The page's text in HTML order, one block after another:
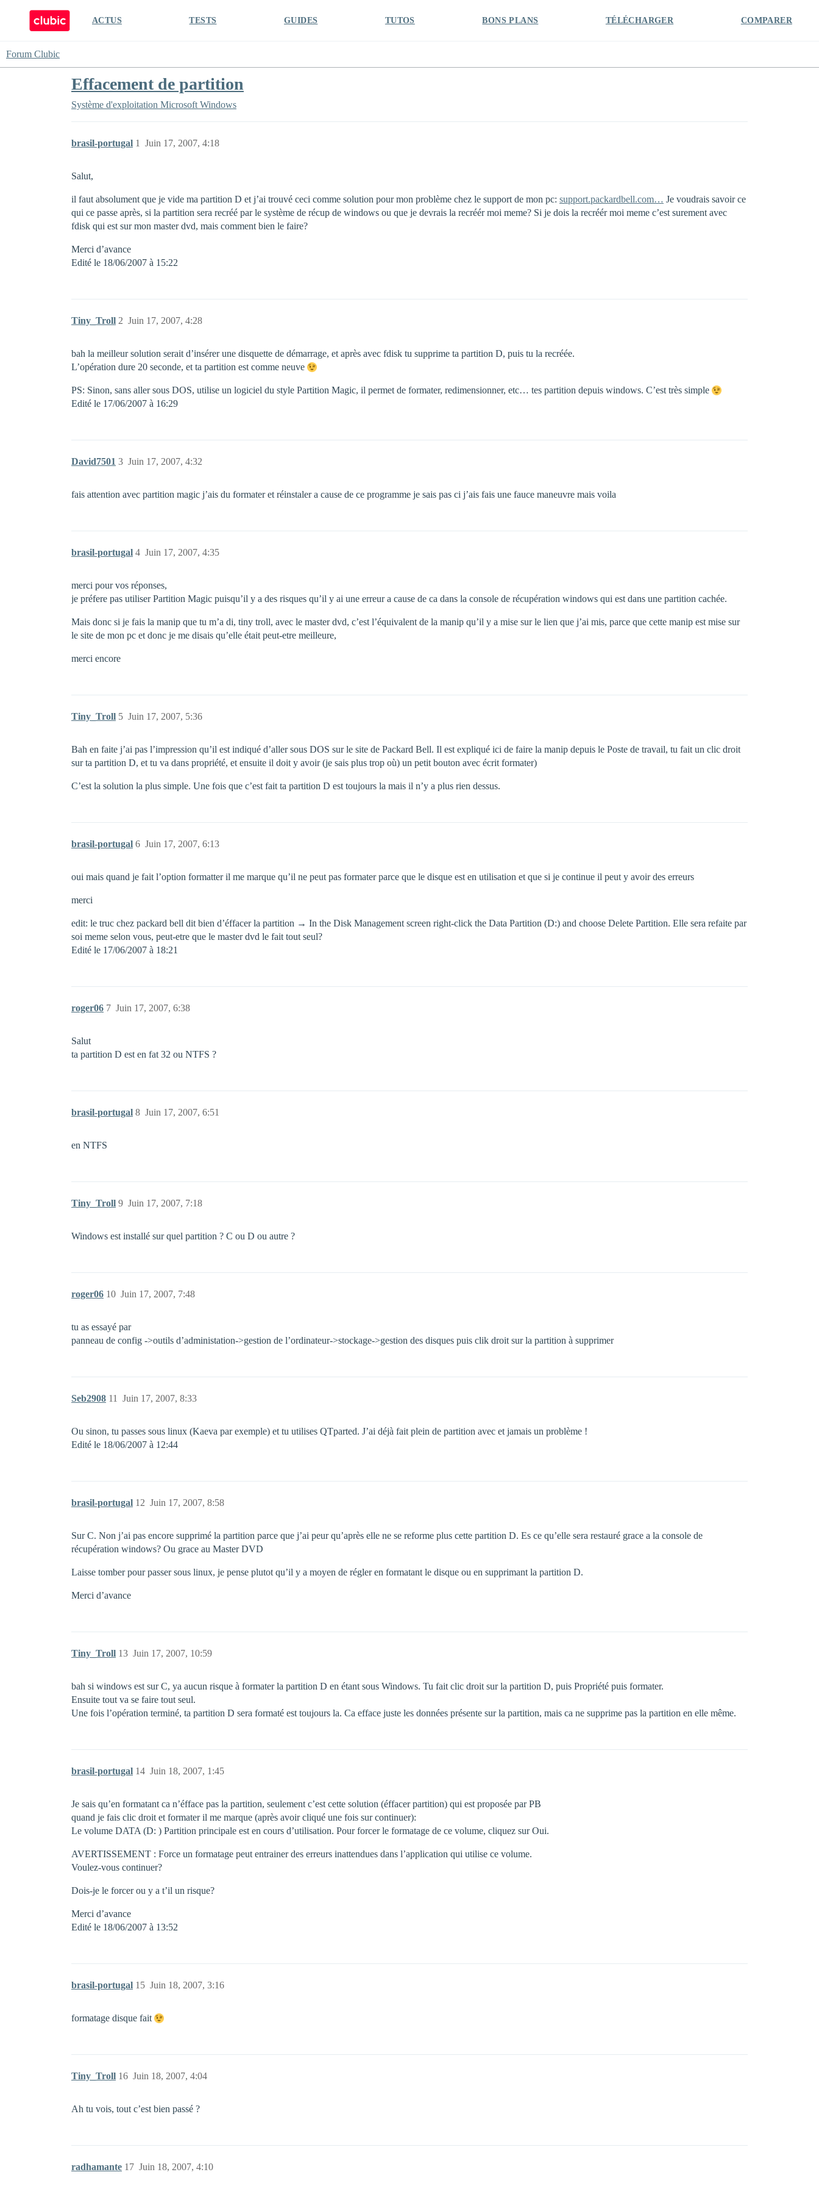
ACTUS TESTS GUIDES TUTOS BONS PLANS TÉLÉCHARGER COMPARER
Forum Clubic
Effacement de partition
Système d'exploitation Microsoft Windows
brasil-portugal Juin 17, 2007, 4:18
1
Salut,
il faut absolument que je vide ma partition D et j’ai trouvé ceci comme solution pour mon problème chez le support de mon pc: support.packardbell.com… Je voudrais savoir ce
qui ce passe après, si la partition sera recréé par le système de récup de windows ou que je devrais la recréér moi meme? Si je dois la recréér moi meme c’est surement avec
fdisk qui est sur mon master dvd, mais comment bien le faire?
Merci d’avance
Edité le 18/06/2007 à 15:22
Tiny_Troll Juin 17, 2007, 4:28
2
bah la meilleur solution serait d’insérer une disquette de démarrage, et après avec fdisk tu supprime ta partition D, puis tu la recréée.
L’opération dure 20 seconde, et ta partition est comme neuve
PS: Sinon, sans aller sous DOS, utilise un logiciel du style Partition Magic, il permet de formater, redimensionner, etc… tes partition depuis windows. C’est très simple
Edité le 17/06/2007 à 16:29
David7501 Juin 17, 2007, 4:32
3
fais attention avec partition magic j’ais du formater et réinstaler a cause de ce programme je sais pas ci j’ais fais une fauce maneuvre mais voila
brasil-portugal Juin 17, 2007, 4:35
4
merci pour vos réponses,
je préfere pas utiliser Partition Magic puisqu’il y a des risques qu’il y ai une erreur a cause de ca dans la console de récupération windows qui est dans une partition cachée.
Mais donc si je fais la manip que tu m’a di, tiny troll, avec le master dvd, c’est l’équivalent de la manip qu’il y a mise sur le lien que j’ai mis, parce que cette manip est mise sur
le site de mon pc et donc je me disais qu’elle était peut-etre meilleure,
merci encore
Tiny_Troll Juin 17, 2007, 5:36
5
Bah en faite j’ai pas l’impression qu’il est indiqué d’aller sous DOS sur le site de Packard Bell. Il est expliqué ici de faire la manip depuis le Poste de travail, tu fait un clic droit
sur ta partition D, et tu va dans propriété, et ensuite il doit y avoir (je sais plus trop où) un petit bouton avec écrit formater)
C’est la solution la plus simple. Une fois que c’est fait ta partition D est toujours la mais il n’y a plus rien dessus.
brasil-portugal Juin 17, 2007, 6:13
6
oui mais quand je fait l’option formatter il me marque qu’il ne peut pas formater parce que le disque est en utilisation et que si je continue il peut y avoir des erreurs
merci
edit: le truc chez packard bell dit bien d’éffacer la partition → In the Disk Management screen right-click the Data Partition (D:) and choose Delete Partition. Elle sera refaite par
soi meme selon vous, peut-etre que le master dvd le fait tout seul?
Edité le 17/06/2007 à 18:21
roger06 Juin 17, 2007, 6:38
7
Salut
ta partition D est en fat 32 ou NTFS ?
brasil-portugal Juin 17, 2007, 6:51
8
en NTFS
Tiny_Troll Juin 17, 2007, 7:18
9
Windows est installé sur quel partition ? C ou D ou autre ?
roger06 Juin 17, 2007, 7:48
10
tu as essayé par
panneau de config ->outils d’administation->gestion de l’ordinateur->stockage->gestion des disques puis clik droit sur la partition à supprimer
Seb2908 Juin 17, 2007, 8:33
11
Ou sinon, tu passes sous linux (Kaeva par exemple) et tu utilises QTparted. J’ai déjà fait plein de partition avec et jamais un problème !
Edité le 18/06/2007 à 12:44
brasil-portugal Juin 17, 2007, 8:58
12
Sur C. Non j’ai pas encore supprimé la partition parce que j’ai peur qu’après elle ne se reforme plus cette partition D. Es ce qu’elle sera restauré grace a la console de
récupération windows? Ou grace au Master DVD
Laisse tomber pour passer sous linux, je pense plutot qu’il y a moyen de régler en formatant le disque ou en supprimant la partition D.
Merci d’avance
Tiny_Troll Juin 17, 2007, 10:59
13
bah si windows est sur C, ya aucun risque à formater la partition D en étant sous Windows. Tu fait clic droit sur la partition D, puis Propriété puis formater.
Ensuite tout va se faire tout seul.
Une fois l’opération terminé, ta partition D sera formaté est toujours la. Ca efface juste les données présente sur la partition, mais ca ne supprime pas la partition en elle même.
brasil-portugal Juin 18, 2007, 1:45
14
Je sais qu’en formatant ca n’éfface pas la partition, seulement c’est cette solution (éffacer partition) qui est proposée par PB
quand je fais clic droit et formater il me marque (après avoir cliqué une fois sur continuer):
Le volume DATA (D: ) Partition principale est en cours d’utilisation. Pour forcer le formatage de ce volume, cliquez sur Oui.
AVERTISSEMENT : Force un formatage peut entrainer des erreurs inattendues dans l’application qui utilise ce volume.
Voulez-vous continuer?
Dois-je le forcer ou y a t’il un risque?
Merci d’avance
Edité le 18/06/2007 à 13:52
brasil-portugal Juin 18, 2007, 3:16
15
formatage disque fait
Tiny_Troll Juin 18, 2007, 4:04
16
Ah tu vois, tout c’est bien passé ?
radhamante Juin 18, 2007, 4:10
17